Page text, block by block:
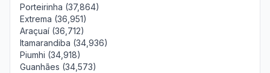
Porteirinha (37,864)
Extrema (36,951)
Araçuaí (36,712)
Itamarandiba (34,936)
Piumhi (34,918)
Guanhães (34,573)